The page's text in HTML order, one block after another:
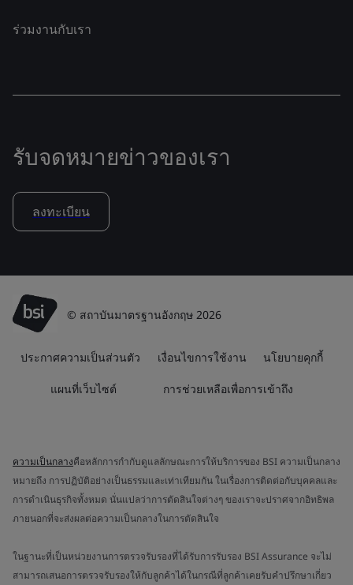
ร่วมงานกับเรา
รับจดหมายข่าวของเรา
ลงทะเบียน
© สถาบันมาตรฐานอังกฤษ 2026
ประกาศความเป็นส่วนตัว เงื่อนไขการใช้งาน นโยบายคุกกี้
แผนที่เว็บไซต์ การช่วยเหลือเพื่อการเข้าถึง
ความเป็นกลางคือหลักการกำกับดูแลลักษณะการให้บริการของ BSI ความเป็นกลาง
หมายถึง การปฏิบัติอย่างเป็นธรรมและเท่าเทียมกัน ในเรื่องการติดต่อกับบุคคลและ
การดำเนินธุรกิจทั้งหมด นั่นแปลว่าการตัดสินใจต่างๆ ของเราจะปราศจากอิทธิพล
ภายนอกที่จะส่งผลต่อความเป็นกลางในการตัดสินใจ
ในฐานะที่เป็นหน่วยงานการตรวจรับรองที่ได้รับการรับรอง BSI Assurance จะไม่
สามารถเสนอการตรวจรับรองให้กับลูกค้าได้ในกรณีที่ลูกค้าเคยรับคำปรึกษาเกี่ยว